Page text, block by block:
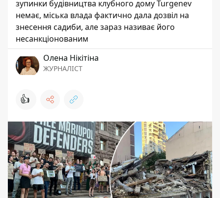
зупинки будівництва клубного дому Turgenev
немає, міська влада фактично дала дозвіл на
знесення садиби, але зараз називає його
несанкціонованим
Олена Нікітіна
ЖУРНАЛІСТ
👍